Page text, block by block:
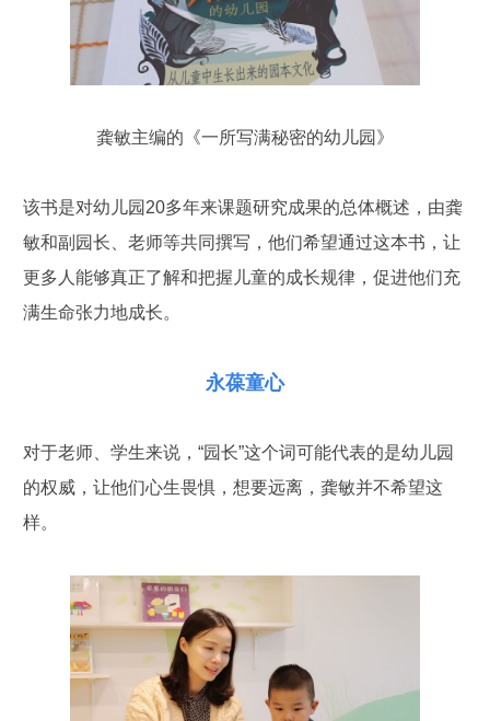
龚敏主编的《一所写满秘密的幼儿园》
该书是对幼儿园20多年来课题研究成果的总体概述，由龚
敏和副园长、老师等共同撰写，他们希望通过这本书，让
更多人能够真正了解和把握儿童的成长规律，促进他们充
满生命张力地成长。
永葆童心
对于老师、学生来说，“园长”这个词可能代表的是幼儿园
的权威，让他们心生畏惧，想要远离，龚敏并不希望这
样。